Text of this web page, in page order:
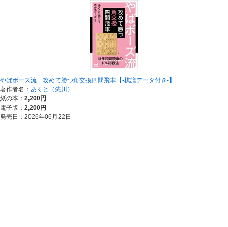
やばボーズ流 攻めて勝つ角交換四間飛車【-棋譜データ付き-】
著作者名： あくと（先川）
紙の本： 2,200円
電子版： 2,200円
発売日：2026年06月22日